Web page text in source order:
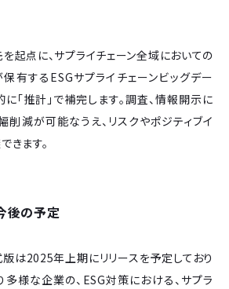
起点に、サプライチェーン全域においての
有するESGサプライチェーンビッグデー
「推計」で補完します。調査、情報開示に
減が可能なうえ、リスクやポジティブイ
きます。
後の予定
は2025年上期にリリースを予定しており
多様な企業の、ESG対策における、サプラ